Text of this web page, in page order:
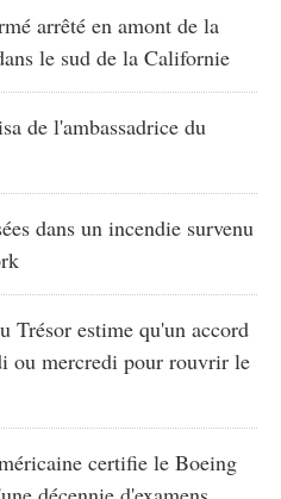
arrêté en amont de la
le sud de la Californie
de l'ambassadrice du
dans un incendie survenu
Trésor estime qu'un accord
ou mercredi pour rouvrir le
certifie le Boeing